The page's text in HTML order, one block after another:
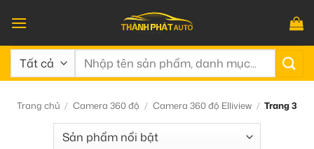
qua
nội
dung
Tìm
Trang chủ / Camera 360 độ / Camera 360 độ Elliview / Trang 3